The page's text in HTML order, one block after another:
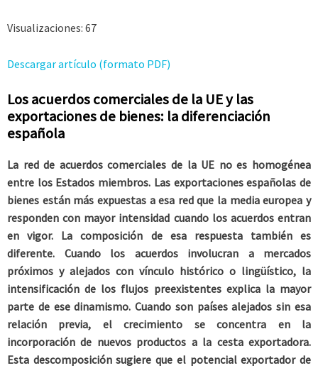
Visualizaciones: 67
Descargar artículo (formato PDF)
Los acuerdos comerciales de la UE y las
exportaciones de bienes: la diferenciación
española
La red de acuerdos comerciales de la UE no es homogénea
entre los Estados miembros. Las exportaciones españolas de
bienes están más expuestas a esa red que la media europea y
responden con mayor intensidad cuando los acuerdos entran
en vigor. La composición de esa respuesta también es
diferente. Cuando los acuerdos involucran a mercados
próximos y alejados con vínculo histórico o lingüístico, la
intensificación de los flujos preexistentes explica la mayor
parte de ese dinamismo. Cuando son países alejados sin esa
relación previa, el crecimiento se concentra en la
incorporación de nuevos productos a la cesta exportadora.
Esta descomposición sugiere que el potencial exportador de